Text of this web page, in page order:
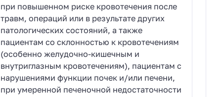
при повышенном риске кровотечения после
травм, операций или в результате других
патологических состояний, а также
пациентам со склонностью к кровотечениям
(особенно желудочно-кишечным и
внутриглазным кровотечениям), пациентам с
нарушениями функции почек и/или печени,
при умеренной печеночной недостаточности